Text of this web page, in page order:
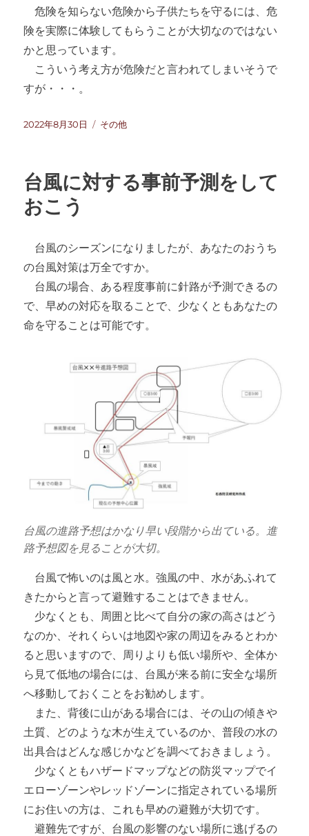
危険を知らない危険から子供たちを守るには、危
険を実際に体験してもらうことが大切なのではない
かと思っています。
こういう考え方が危険だと言われてしまいそうで
すが・・・。
投
2022年8月30日
カ
ー
その他
台風に対する事前予測をして
おこう
台風のシーズンになりましたが、あなたのおうち
の台風対策は万全ですか。
台風の場合、ある程度事前に針路が予測できるの
で、早めの対応を取ることで、少なくともあなたの
命を守ることは可能です。
台風の進路予想はかなり早い段階から出ている。進
路予想図を見ることが大切。
台風で怖いのは風と水。強風の中、水があふれて
きたからと言って避難することはできません。
少なくとも、周囲と比べて自分の家の高さはどう
なのか、それくらいは地図や家の周辺をみるとわか
ると思いますので、周りよりも低い場所や、全体か
ら見て低地の場合には、台風が来る前に安全な場所
へ移動しておくことをお勧めします。
また、背後に山がある場合には、その山の傾きや
土質、どのような木が生えているのか、普段の水の
出具合はどんな感じかなどを調べておきましょう。
少なくともハザードマップなどの防災マップでイ
エローゾーンやレッドゾーンに指定されている場所
にお住いの方は、これも早めの避難が大切です。
避難先ですが、台風の影響のない場所に逃げるの